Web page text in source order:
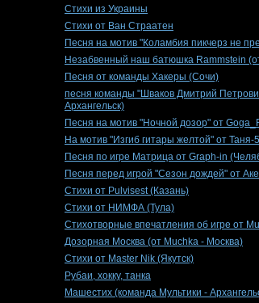
Стихи из Украины
Стихи от Ван Страатен
Песня на мотив "Коламбия пикчерз не
Незабвенный наш батюшка Rammstein
Песня от команды Хакеры (Сочи)
песня команды "Шваков Дмитрий
Архангельск)
Песня на мотив "Ночной дозор" от
На мотив "Изгиб гитары желтой" от Таня-
Песня по игре Матрица от Graph-in
Песня перед игрой "Сезон дождей" от
Стихи от Pulvisest (Казань)
Стихи от НИМФА (Тула)
Стихотворные впечатления об игре от
Дозорная Москва (от Muchka - Москва)
Стихи от Master Nik (Якутск)
Рубаи, хокку, танка
Машестих (команда Мультики -